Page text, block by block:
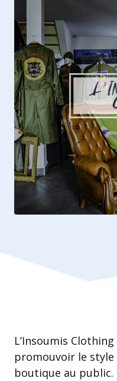
L’Insoumis
promouvoir le
boutique au public.